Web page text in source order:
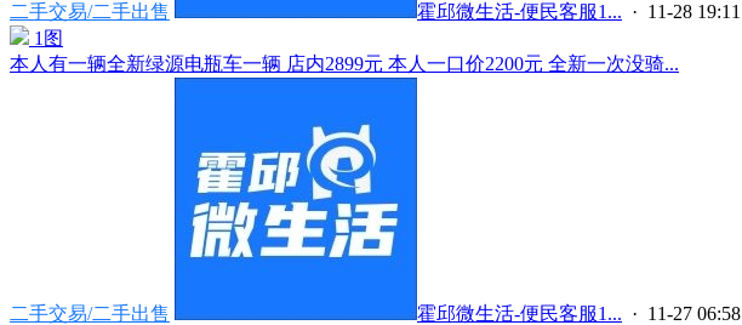
二手交易/二手出售 霍邱微生活-便民客服1... · 11-28 19:11
1图
本人有一辆全新绿源电瓶车一辆 店内2899元 本人一口价2200元 全新一次没骑...
二手交易/二手出售 霍邱微生活-便民客服1... · 11-27 06:58